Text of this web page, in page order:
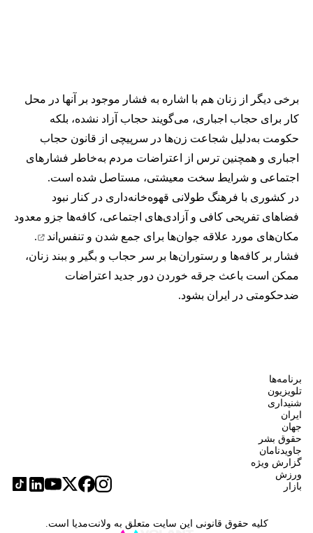
برخی دیگر از زنان هم با اشاره به فشار موجود بر آنها در محل
کار برای حجاب اجباری، می‌گویند حجاب آزاد نشده، بلکه
حکومت به‌دلیل شجاعت زن‌ها در سرپیچی از قانون حجاب
اجباری و همچنین ترس از اعتراضات مردم به‌خاطر فشارهای
اجتماعی و شرایط سخت معیشتی، مستاصل شده است.
در کشوری با فرهنگ طولانی قهوه‌‌خانه‌داری در کنار نبود
فضاهای تفریحی کافی و آزادی‌های اجتماعی، کافه‌ها جزو معدود
مکان‌های مورد علاقه جوان‌ها برای جمع شدن و تنفس‌اند
.
فشار بر کافه‌ها و رستوران‌ها بر سر حجاب و بگیر و ببند زنان،
ممکن است باعث جرقه خوردن دور جدید اعتراضات
ضدحکومتی در ایران بشود.
برنامه‌ها
تلویزیون
شنیداری
ایران
جهان
حقوق بشر
جاویدنامان
گزارش ویژه
ورزش
بازار
کلیه حقوق قانونی این سایت متعلق به ولانت‌مدیا است.